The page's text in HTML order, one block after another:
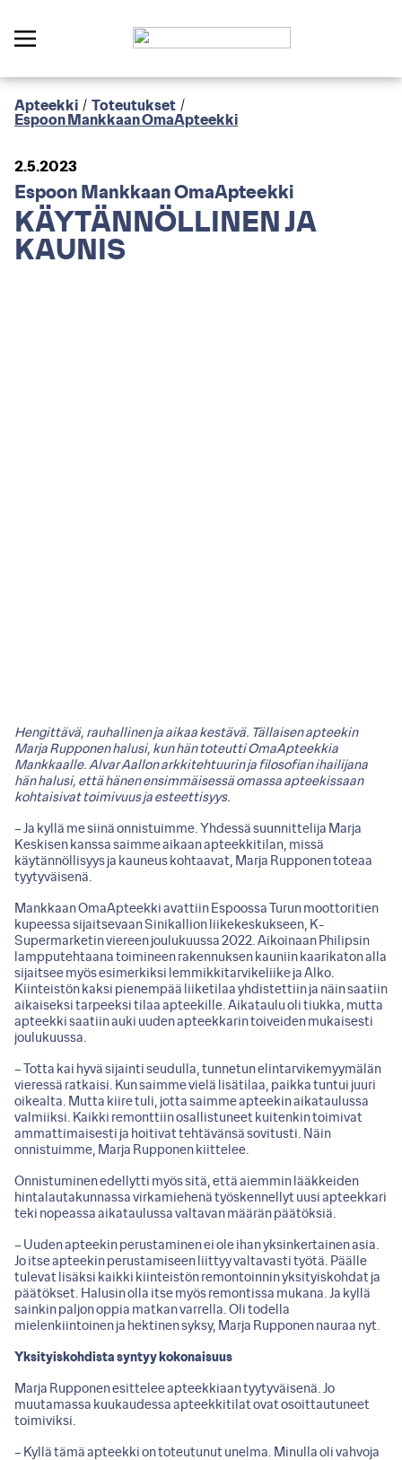
Apteekki / Toteutukset /
Espoon Mankkaan OmaApteekki
2.5.2023
Espoon Mankkaan OmaApteekki
KÄYTÄNNÖLLINEN JA
KAUNIS
Hengittävä, rauhallinen ja aikaa kestävä. Tällaisen apteekin
Marja Rupponen halusi, kun hän toteutti OmaApteekkia
Mankkaalle. Alvar Aallon arkkitehtuurin ja filosofian ihailijana
hän halusi, että hänen ensimmäisessä omassa apteekissaan
kohtaisivat toimivuus ja esteettisyys.
– Ja kyllä me siinä onnistuimme. Yhdessä suunnittelija Marja
Keskisen kanssa saimme aikaan apteekkitilan, missä
käytännöllisyys ja kauneus kohtaavat, Marja Rupponen toteaa
tyytyväisenä.
Mankkaan OmaApteekki avattiin Espoossa Turun moottoritien
kupeessa sijaitsevaan Sinikallion liikekeskukseen, K-
Supermarketin viereen joulukuussa 2022. Aikoinaan Philipsin
lampputehtaana toimineen rakennuksen kauniin kaarikaton alla
sijaitsee myös esimerkiksi lemmikkitarvikeliike ja Alko.
Kiinteistön kaksi pienempää liiketilaa yhdistettiin ja näin saatiin
aikaiseksi tarpeeksi tilaa apteekille. Aikataulu oli tiukka, mutta
apteekki saatiin auki uuden apteekkarin toiveiden mukaisesti
joulukuussa.
– Totta kai hyvä sijainti seudulla, tunnetun elintarvikemyymälän
vieressä ratkaisi. Kun saimme vielä lisätilaa, paikka tuntui juuri
oikealta. Mutta kiire tuli, jotta saimme apteekin aikataulussa
valmiiksi. Kaikki remonttiin osallistuneet kuitenkin toimivat
ammattimaisesti ja hoitivat tehtävänsä sovitusti. Näin
onnistuimme, Marja Rupponen kiittelee.
Onnistuminen edellytti myös sitä, että aiemmin lääkkeiden
hintalautakunnassa virkamiehenä työskennellyt uusi apteekkari
teki nopeassa aikataulussa valtavan määrän päätöksiä.
– Uuden apteekin perustaminen ei ole ihan yksinkertainen asia.
Jo itse apteekin perustamiseen liittyy valtavasti työtä. Päälle
tulevat lisäksi kaikki kiinteistön remontoinnin yksityiskohdat ja
päätökset. Halusin olla itse myös remontissa mukana. Ja kyllä
sainkin paljon oppia matkan varrella. Oli todella
mielenkiintoinen ja hektinen syksy, Marja Rupponen nauraa nyt.
Yksityiskohdista syntyy kokonaisuus
Marja Rupponen esittelee apteekkiaan tyytyväisenä. Jo
muutamassa kuukaudessa apteekkitilat ovat osoittautuneet
toimiviksi.
– Kyllä tämä apteekki on toteutunut unelma. Minulla oli vahvoja